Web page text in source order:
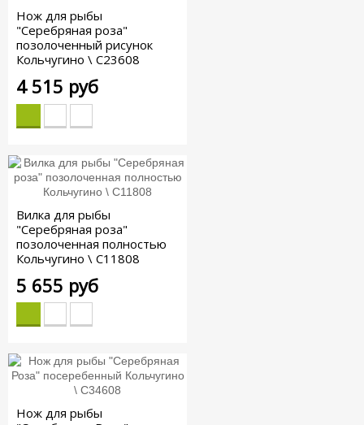
Нож для рыбы
"Серебряная роза"
позолоченный рисунок
Кольчугино \ С23608
4 515 руб
Вилка для рыбы
"Серебряная роза"
позолоченная полностью
Кольчугино \ С11808
5 655 руб
Нож для рыбы